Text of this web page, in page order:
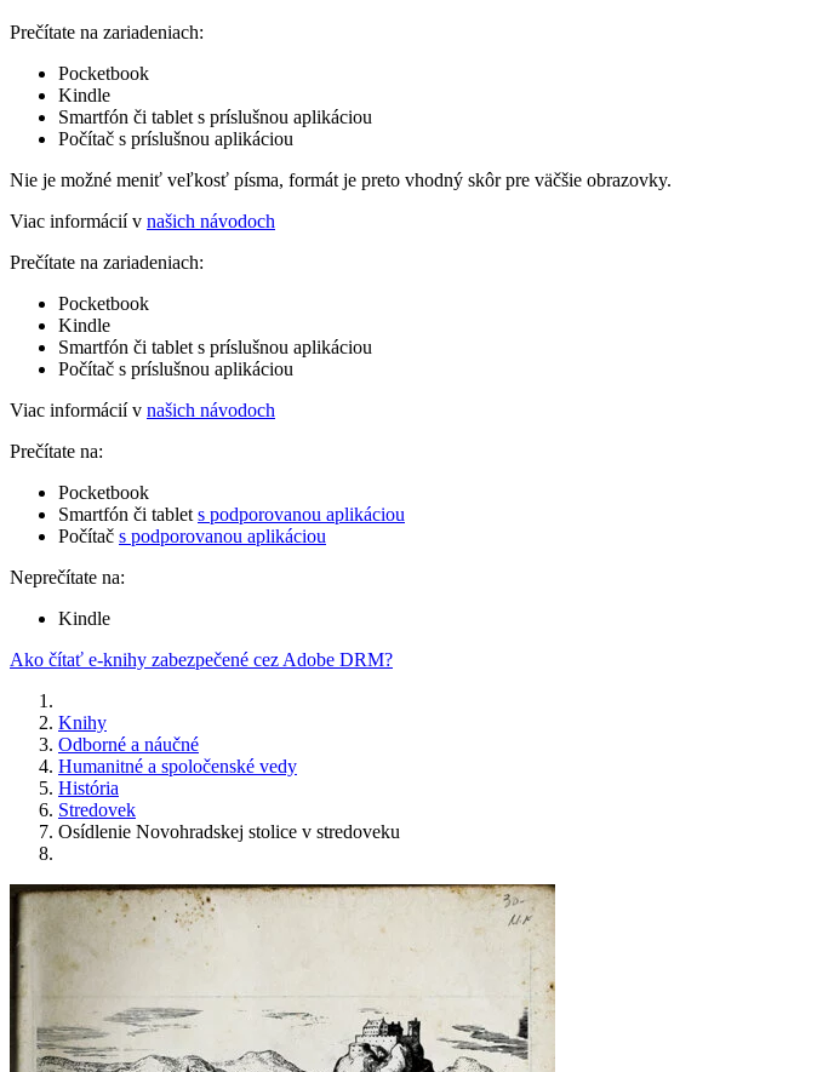
Prečítate na zariadeniach:
Pocketbook
Kindle
Smartfón či tablet s príslušnou aplikáciou
Počítač s príslušnou aplikáciou
Nie je možné meniť veľkosť písma, formát je preto vhodný skôr pre väčšie obrazovky.
Viac informácií v našich návodoch
Prečítate na zariadeniach:
Pocketbook
Kindle
Smartfón či tablet s príslušnou aplikáciou
Počítač s príslušnou aplikáciou
Viac informácií v našich návodoch
Prečítate na:
Pocketbook
Smartfón či tablet s podporovanou aplikáciou
Počítač s podporovanou aplikáciou
Neprečítate na:
Kindle
Ako čítať e-knihy zabezpečené cez Adobe DRM?
Knihy
Odborné a náučné
Humanitné a spoločenské vedy
História
Stredovek
Osídlenie Novohradskej stolice v stredoveku